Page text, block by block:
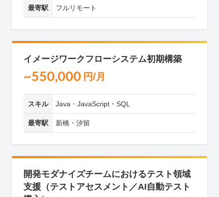
最寄駅 フルリモート
イメージワークフローシステム初期構築
~550,000 円/月
スキル Java・JavaScript・SQL
最寄駅 新橋・汐留
開発モダナイズチームにおけるテスト領域
支援（テストアセスメント／AI自動テスト